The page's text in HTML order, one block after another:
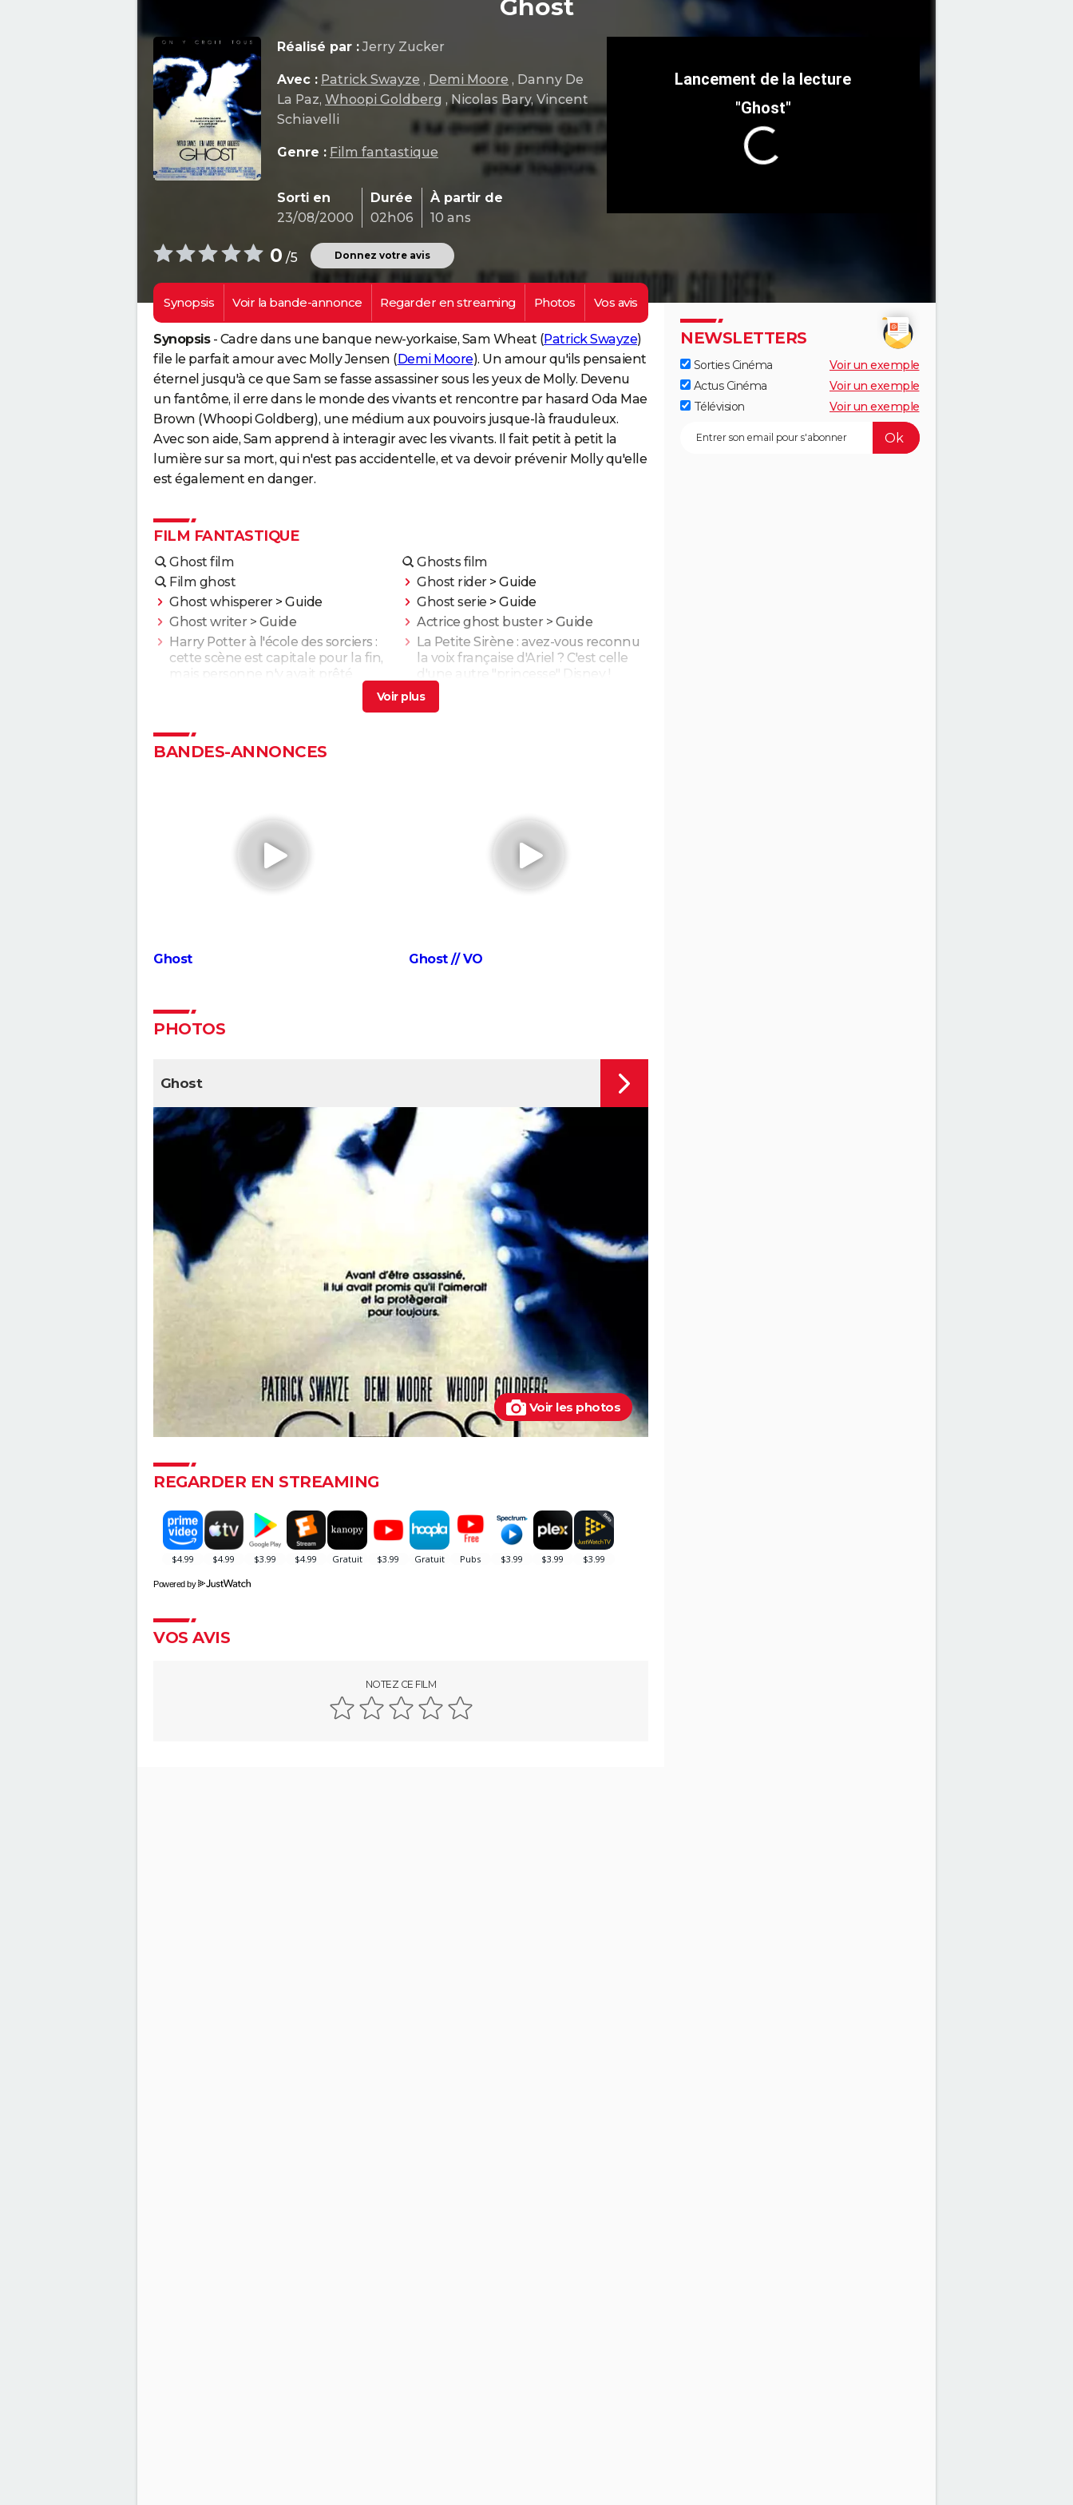
Ghost
"Ghost"
Réalisé par : Jerry Zucker
Avec : Patrick Swayze , Demi Moore , Danny De
La Paz, Whoopi Goldberg , Nicolas Bary, Vincent
Schiavelli
Genre : Film fantastique
Sorti en
23/08/2000
Durée
02h06
À partir de
10 ans
0 /5 Donnez votre avis
Synopsis Voir la bande-annonce Regarder enstreaming Photos Vos avis
Synopsis- Cadre dans une banque new-yorkaise, Sam Wheat (Patrick Swayze)
file le parfait amour avec Molly Jensen (Demi Moore). Un amour qu'ils pensaient
éternel jusqu'à ce que Sam se fasse assassiner sous les yeux de Molly. Devenu
un fantôme, il erre dans le monde des vivants et rencontre par hasard Oda Mae
Brown (Whoopi Goldberg), une médium aux pouvoirs jusque-là frauduleux.
Avec son aide, Sam apprend à interagir avec les vivants. Il fait petit à petit la
lumière sur sa mort, qui n'est pas accidentelle, et va devoir prévenir Molly qu'elle
est également en danger.
FILM FANTASTIQUE
Ghost film
Ghosts film
Film ghost
Ghost rider> Guide
Ghost whisperer> Guide Ghost serie > Guide
Ghost writer> Guide Actrice ghost buster> Guide
Harry Potter à l'école des sorciers :
cette scène est capitale pour la fin,
mais personne n'y avait prêté
La Petite Sirène : avez-vous reconnu
la voix française d'Ariel ? C'est celle
d'une autre "princesse" Disney !
remplacé par Mads Mikkelsen ?
Beetlejuice 2 : la suite du film culte de
Donjons & Dragons le film : critiques,
La forme de l'eau : synopsis, casting,
bande-annonce, streaming,...
BANDES-ANNONCES
Ghost Ghost // VO
PHOTOS
Voir les photos
Ghost
REGARDER EN STREAMING
Powered by
VOS AVIS
NOTEZ CE FILM
NEWSLETTERS
Sorties Cinéma
Voir un exemple
Actus Cinéma
Voir un exemple
Télévision
Voir un exemple